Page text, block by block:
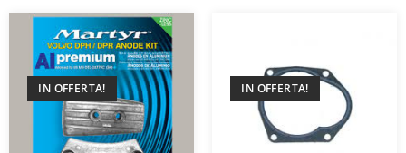
IN OFFERTA! IN OFFERTA!